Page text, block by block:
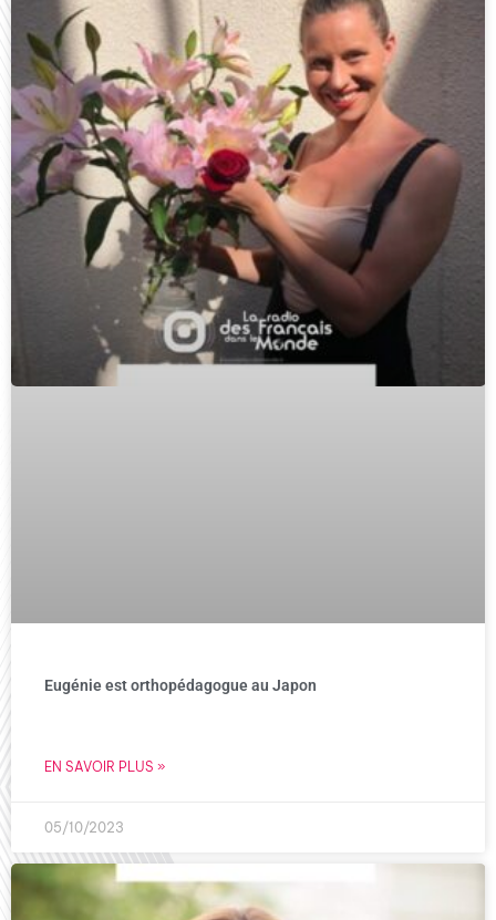
Eugénie est orthopédagogue au Japon
EN SAVOIR PLUS »
05/10/2023